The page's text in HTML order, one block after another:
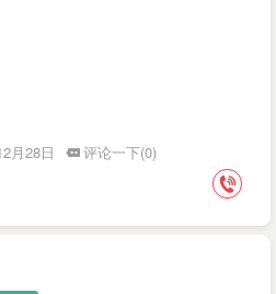
月28日
评论一下(0)